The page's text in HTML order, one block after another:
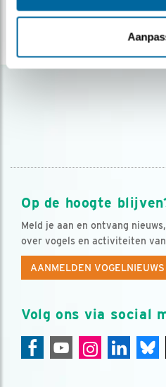
Op de hoogte
Meld je aan en ontvang
over vogels en activiteiten
AANMELDEN VOGELNIEUWS
Volg ons via social